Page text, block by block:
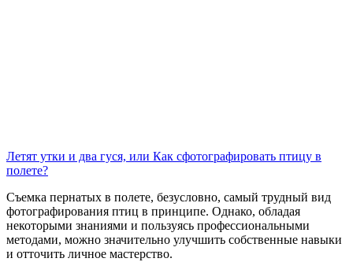
Летят утки и два гуся, или Как сфотографировать птицу в
полете?
Съемка пернатых в полете, безусловно, самый трудный вид
фотографирования птиц в принципе. Однако, обладая
некоторыми знаниями и пользуясь профессиональными
методами, можно значительно улучшить собственные навыки
и отточить личное мастерство.